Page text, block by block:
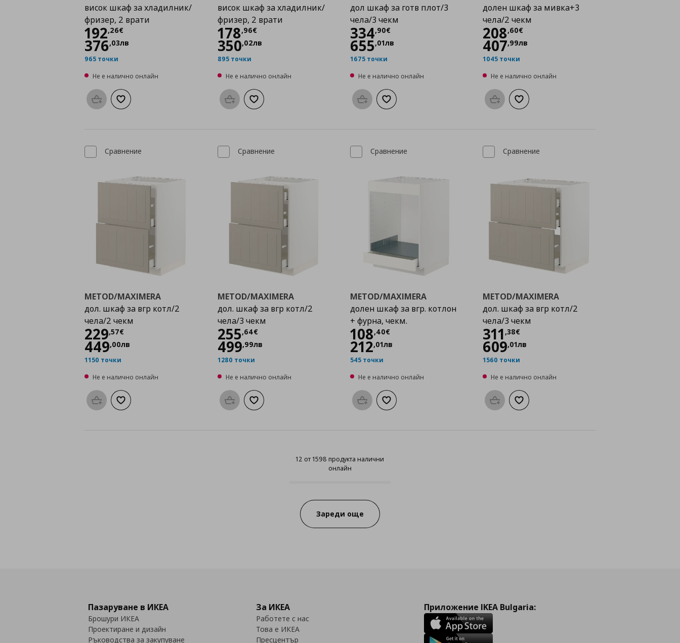
висок шкаф за хладилник/
фризер, 2 врати
192,26€
Цена
376,03лв
965 точки
Не е налично онлайн
Προσθήκη στο καλάθι
Добави към списъка с любими
висок шкаф за хладилник/
фризер, 2 врати
178,96€
Цена
350,02лв
895 точки
Не е налично онлайн
Προσθήκη στο καλάθι
Добави към списъка с любими
дол шкаф за готв плот/3
чела/3 чекм
334,90€
Цена334,90 €
655,01лв
1675 точки
Не е налично онлайн
Προσθήκη στο καλάθι
Добави към списъка с любими
долен шкаф за мивка+3
чела/2 чекм
208,60€
Цена
407,99лв
1045 точки
Не е налично онлайн
Προσθήκη στο καλάθι
Добави към списъка с любими
Сравнение
METOD/MAXIMERA
дол. шкаф за вгр котл/2
чела/2 чекм
229,57€
Цена
449,00лв
1150 точки
Не е налично онлайн
Προσθήκη στο καλάθι
Добави към списъка с любими
Сравнение
METOD/MAXIMERA
дол. шкаф за вгр котл/2
чела/3 чекм
255,64€
Цена255,64 €
499,99лв
1280 точки
Не е налично онлайн
Προσθήκη στο καλάθι
Добави към списъка с любими
Сравнение
METOD/MAXIMERA
долен шкаф за вгр. котлон
+ фурна, чекм.
108,40€
Цена
212,01лв
545 точки
Не е налично онлайн
Προσθήκη στο καλάθι
Добави към списъка с любими
Сравнение
METOD/MAXIMERA
дол. шкаф за вгр котл/2
чела/3 чекм
311,38€
Цена
609,01лв
1560 точки
Не е налично онлайн
Προσθήκη στο καλάθι
Добави към списъка с любими
12 от 1598 продукта налични
онлайн
12 от 1598 продукта налични онлайн
Зареди още
Пазаруване в ИКЕА
Брошури ИКЕА
Проектиране и дизайн
Ръководства за закупуване
За ИКЕА
Работете с нас
Това е ИКЕА
Пресцентър
Приложение IKEA Bulgaria: